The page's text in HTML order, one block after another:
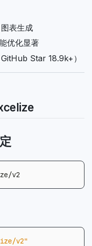
表生成
优化显著
Star 18.9k+）
v2"